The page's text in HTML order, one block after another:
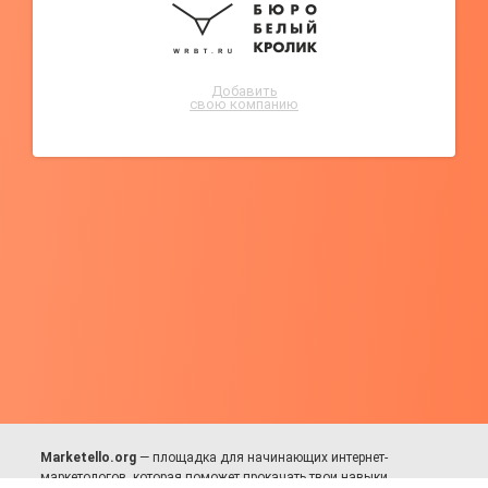
Добавить
свою компанию
Marketello.org — площадка для начинающих интернет-
маркетологов, которая поможет прокачать твои навыки.